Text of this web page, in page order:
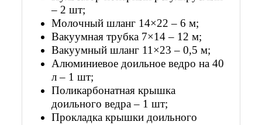
– 2 шт;
Молочный шланг 14×22 – 6 м;
Вакуумная трубка 7×14 – 12 м;
Вакуумный шланг 11×23 – 0,5 м;
Алюминиевое доильное ведро на 40
л – 1 шт;
Поликарбонатная крышка
доильного ведра – 1 шт;
Прокладка крышки доильного